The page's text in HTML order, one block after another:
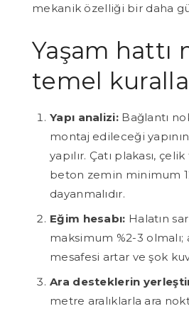
mekanik özelliği bir daha
Yaşam hattı
temel
Yapı analizi:Bağlantı
montaj edileceği
yapılır. Çatı plakası,
beton zemin minimum
dayanmalıdır.
Eğim hesabı: Halatın
maksimum %2-3
mesafesi artar ve şok
Ara desteklerin
metre aralıklarla ara